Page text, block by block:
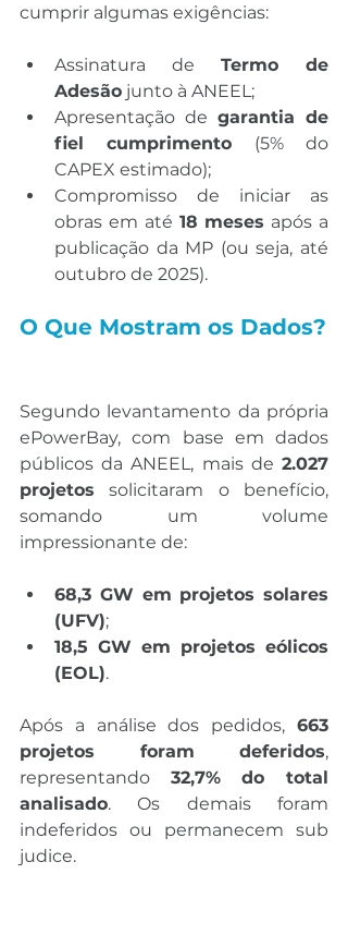
cumprir algumas exigências:
Assinatura de Termo de
Adesão junto à ANEEL;
Apresentação de garantia de
fiel cumprimento (5% do
CAPEX estimado);
Compromisso de iniciar as
obras em até 18 meses após a
publicação da MP (ou seja, até
outubro de 2025).
O Que Mostram os Dados?
Segundo levantamento da própria
ePowerBay, com base em dados
públicos da ANEEL, mais de 2.027
projetos solicitaram o benefício,
somando um volume
impressionante de:
68,3 GW em projetos solares
(UFV);
18,5 GW em projetos eólicos
(EOL).
Após a análise dos pedidos, 663
projetos foram deferidos,
representando 32,7% do total
analisado. Os demais foram
indeferidos ou permanecem sub
judice.